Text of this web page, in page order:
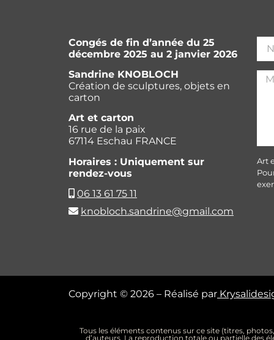
Congés de fin d’année du 25
décembre 2025 au 2 janvier 2026
Sandrine KNOBLOCH
Création de sculptures, objets en
carton
Art et carton
16 rue de la paix
67114 Eschau FRANCE
Horaires : Uniquement sur
rendez-vous
06 13 61 75 11
knobloch.sandrine@gmail.com
Art
Copyright © 2026 – Réalisé par
Tous les éléments contenus sur ce site (titres,
d’auteurs. La reproduction totale ou partielle des